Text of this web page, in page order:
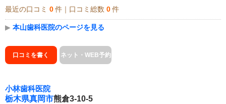
最近の口コミ 0 件｜口コミ総数 0 件
▶ 本山歯科医院のページを見る
口コミを書く ネット・WEB予約
小林歯科医院
栃木県真岡市熊倉3-10-5